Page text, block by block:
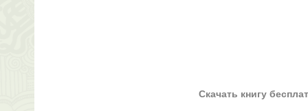
Скачать книгу